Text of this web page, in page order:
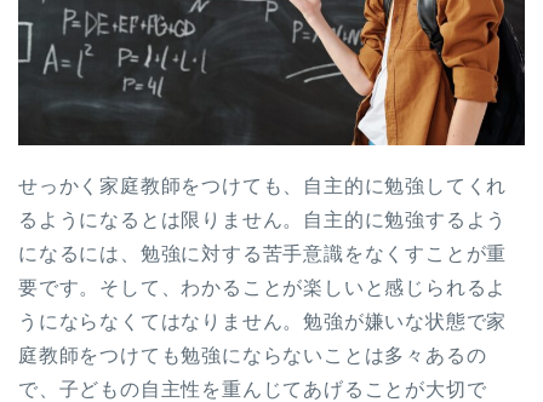
せっかく家庭教師をつけても、自主的に勉強してくれ
るようになるとは限りません。自主的に勉強するよう
になるには、勉強に対する苦手意識をなくすことが重
要です。そして、わかることが楽しいと感じられるよ
うにならなくてはなりません。勉強が嫌いな状態で家
庭教師をつけても勉強にならないことは多々あるの
で、子どもの自主性を重んじてあげることが大切で